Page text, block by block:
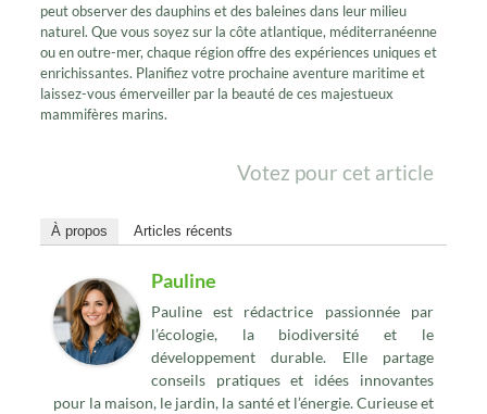
peut observer des dauphins et des baleines dans leur milieu
naturel. Que vous soyez sur la côte atlantique, méditerranéenne
ou en outre-mer, chaque région offre des expériences uniques et
enrichissantes. Planifiez votre prochaine aventure maritime et
laissez-vous émerveiller par la beauté de ces majestueux
mammifères marins.
Votez pour cet article
À propos Articles récents
Pauline
Pauline est rédactrice passionnée par
l’écologie, la biodiversité et le
développement durable. Elle partage
conseils pratiques et idées innovantes
pour la maison, le jardin, la santé et l’énergie. Curieuse et